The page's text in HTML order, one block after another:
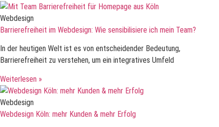
Webdesign
Barrierefreiheit im Webdesign: Wie sensibilisiere ich mein Team?
In der heutigen Welt ist es von entscheidender Bedeutung,
Barrierefreiheit zu verstehen, um ein integratives Umfeld
Weiterlesen »
Webdesign
Webdesign Köln: mehr Kunden & mehr Erfolg